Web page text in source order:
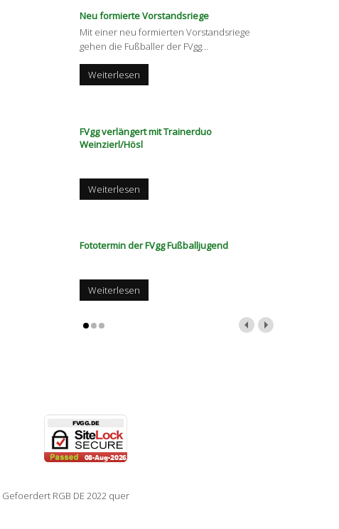
Neu formierte Vorstandsriege
Mit einer neu formierten Vorstandsriege
gehen die Fußballer der FVgg…
Weiterlesen
FVgg verlängert mit Trainerduo
Weinzierl/Hösl
Weiterlesen
Fototermin der FVgg Fußballjugend
Weiterlesen